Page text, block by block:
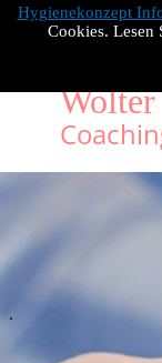
Hygienekonzept
Cookies. Lesen
Wolter
.